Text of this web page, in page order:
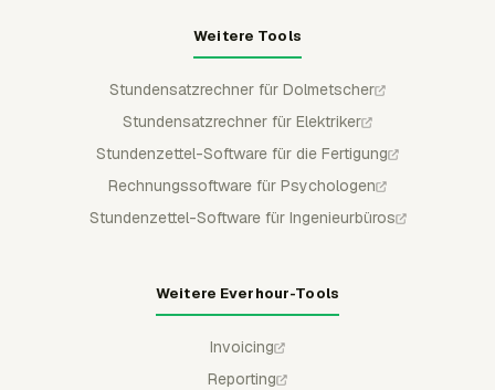
Weitere Tools
Stundensatzrechner für Dolmetscher
Stundensatzrechner für Elektriker
Stundenzettel-Software für die Fertigung
Rechnungssoftware für Psychologen
Stundenzettel-Software für Ingenieurbüros
Weitere Everhour-Tools
Invoicing
Reporting